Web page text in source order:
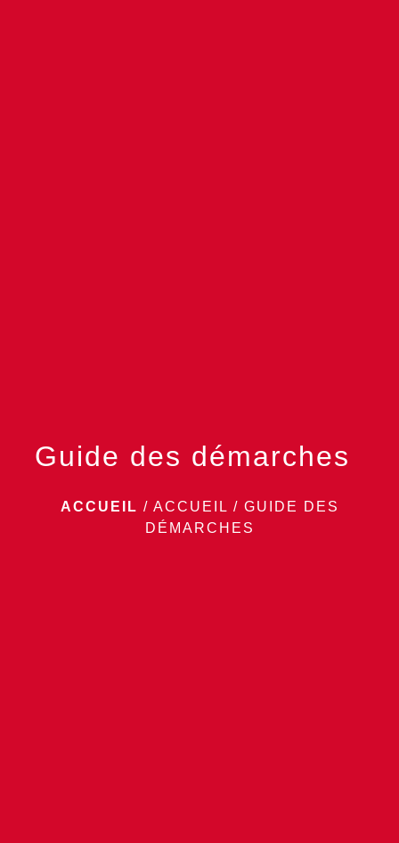
Guide des démarches
ACCUEIL / ACCUEIL / GUIDE DES
DÉMARCHES